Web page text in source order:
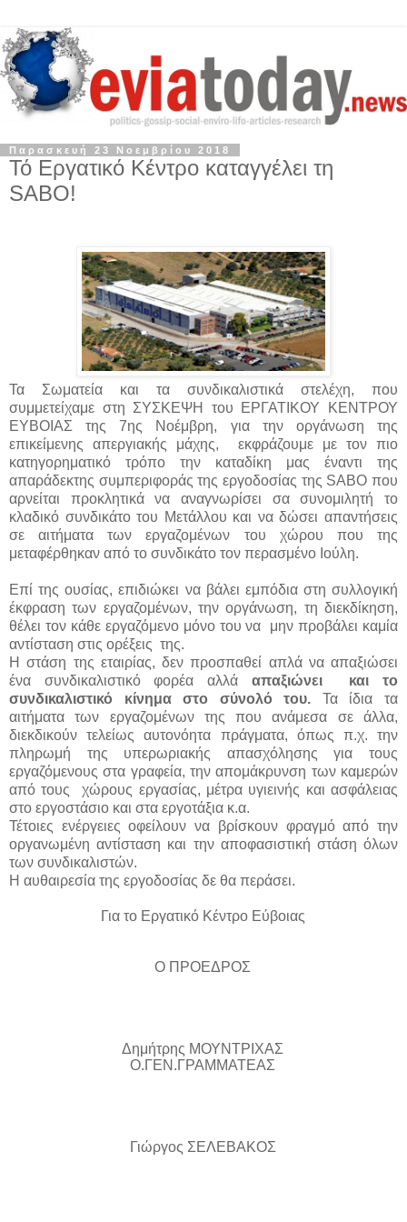
Παρασκευή 23 Νοεμβρίου 2018
Τό Εργατικό Κέντρο καταγγέλει τη
SABO!
Τα Σωματεία και τα συνδικαλιστικά στελέχη, που
συμμετείχαμε στη ΣΥΣΚΕΨΗ του ΕΡΓΑΤΙΚΟΥ ΚΕΝΤΡΟΥ
ΕΥΒΟΙΑΣ της 7ης Νοέμβρη, για την οργάνωση της
επικείμενης απεργιακής μάχης, εκφράζουμε με τον πιο
κατηγορηματικό τρόπο την καταδίκη μας έναντι της
απαράδεκτης συμπεριφοράς της εργοδοσίας της SABO που
αρνείται προκλητικά να αναγνωρίσει σα συνομιλητή το
κλαδικό συνδικάτο του Μετάλλου και να δώσει απαντήσεις
σε αιτήματα των εργαζομένων του χώρου που της
μεταφέρθηκαν από το συνδικάτο τον περασμένο Ιούλη.
Επί της ουσίας, επιδιώκει να βάλει εμπόδια στη συλλογική
έκφραση των εργαζομένων, την οργάνωση, τη διεκδίκηση,
θέλει τον κάθε εργαζόμενο μόνο του να
μην προβάλει καμία
αντίσταση στις ορέξεις της.
Η στάση της εταιρίας, δεν προσπαθεί απλά να απαξιώσει
ένα συνδικαλιστικό φορέα αλλά απαξιώνει
και το
συνδικαλιστικό κίνημα στο σύνολό του. Τα ίδια τα
αιτήματα των εργαζομένων της που ανάμεσα σε άλλα,
διεκδικούν τελείως αυτονόητα πράγματα, όπως π.χ. την
πληρωμή της υπερωριακής απασχόλησης για τους
εργαζόμενους στα γραφεία, την απομάκρυνση των καμερών
από τους
χώρους εργασίας, μέτρα υγιεινής και ασφάλειας
στο εργοστάσιο και στα εργοτάξια κ.α.
Τέτοιες ενέργειες οφείλουν να βρίσκουν φραγμό από την
οργανωμένη αντίσταση και την αποφασιστική στάση όλων
των συνδικαλιστών.
Η αυθαιρεσία της εργοδοσίας δε θα περάσει.
Για το Εργατικό Κέντρο Εύβοιας
Ο ΠΡΟΕΔΡΟΣ
Δημήτρης ΜΟΥΝΤΡΙΧΑΣ
Ο.ΓΕΝ.ΓΡΑΜΜΑΤΕΑΣ
Γιώργος ΣΕΛΕΒΑΚΟΣ